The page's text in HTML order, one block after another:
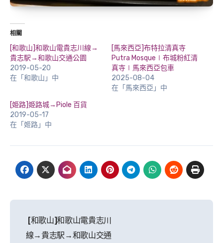
相關
[和歌山]和歌山電貴志川線→
貴志駅→和歌山交通公園
2019-05-20
在「和歌山」中
[馬來西亞]布特拉清真寺
Putra Mosque∣布城粉紅清
真寺∣馬來西亞包車
2025-08-04
在「馬來西亞」中
[姫路]姫路城→Piole 百貨
2019-05-17
在「姬路」中
[和歌山]和歌山電貴志川
線→貴志駅→和歌山交通